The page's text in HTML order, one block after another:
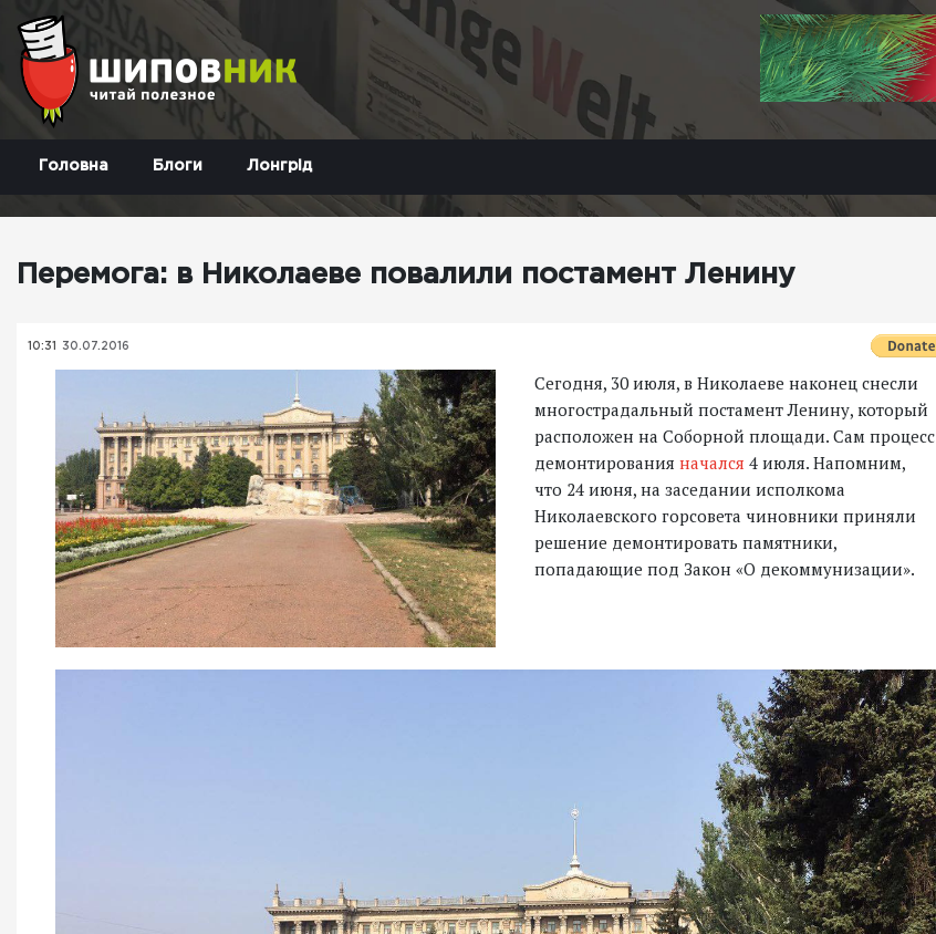
Головна Блоги Лонгрід
Перемога: в Николаеве повалили постамент Ленину
10:31 30.07.2016
Сегодня, 30 июля, в Николаеве наконец снесли
многострадальный постамент Ленину, который
расположен на Соборной площади. Сам процесс
демонтирования начался 4 июля. Напомним,
что 24 июня, на заседании исполкома
Николаевского горсовета чиновники приняли
решение демонтировать памятники,
попадающие под Закон «О декоммунизации».